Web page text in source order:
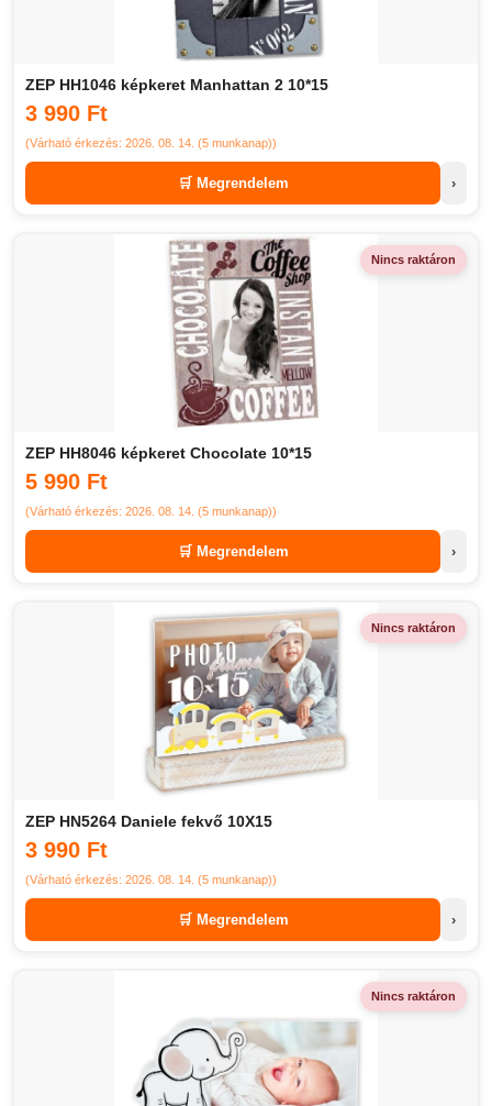
ZEP HH1046 képkeret Manhattan 2 10*15
3 990 Ft
(Várható érkezés: 2026. 08. 14. (5 munkanap))
🛒 Megrendelem ›
Nincs raktáron
ZEP HH8046 képkeret Chocolate 10*15
5 990 Ft
(Várható érkezés: 2026. 08. 14. (5 munkanap))
🛒 Megrendelem ›
Nincs raktáron
ZEP HN5264 Daniele fekvő 10X15
3 990 Ft
(Várható érkezés: 2026. 08. 14. (5 munkanap))
🛒 Megrendelem ›
Nincs raktáron